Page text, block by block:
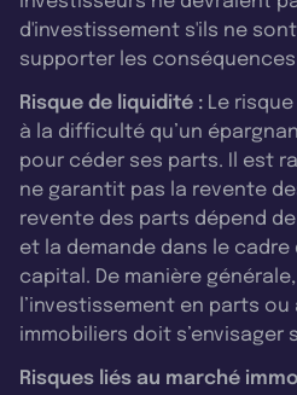
d'investissement s'ils ne
supporter les
Risque de liquidité : Le
à la difficulté qu’un
pour céder ses parts. Il est
ne garantit pas la revente
revente des parts dépend
et la demande dans le cadre
capital. De manière
l’investissement en parts
immobiliers doit s’envisager
Risques liés au marché